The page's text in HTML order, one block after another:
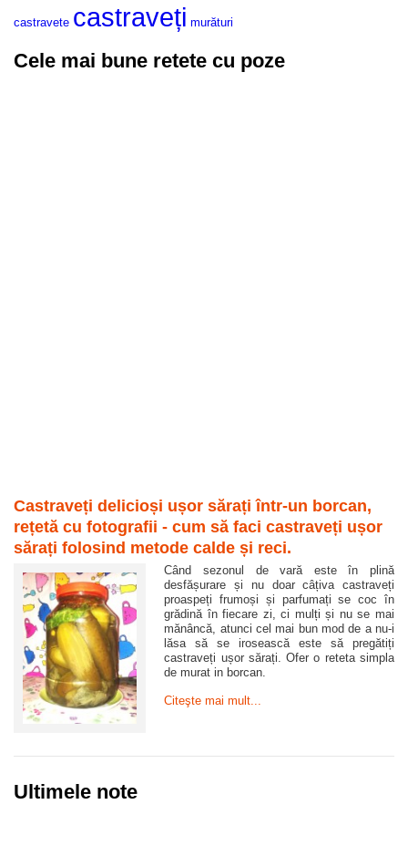
castravete castraveți murături
Cele mai bune retete cu poze
Castraveți delicioși ușor sărați într-un borcan,
rețetă cu fotografii - cum să faci castraveți ușor
sărați folosind metode calde și reci.
Când sezonul de vară este în plină
desfășurare și nu doar câțiva castraveți
proaspeți frumoși și parfumați se coc în
grădină în fiecare zi, ci mulți și nu se mai
mănâncă, atunci cel mai bun mod de a nu-i
lăsa să se irosească este să pregătiți
castraveți ușor sărați. Ofer o reteta simpla
de murat in borcan.
Citeşte mai mult...
Ultimele note